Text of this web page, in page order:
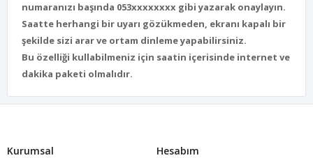
numaranızı başında 053xxxxxxxx gibi yazarak onaylayın.
Saatte herhangi bir uyarı gözükmeden, ekranı kapalı bir
şekilde sizi arar ve ortam dinleme yapabilirsiniz.
Bu özelliği kullabilmeniz için saatin içerisinde internet ve
dakika paketi olmalıdır.
Kurumsal Hesabım